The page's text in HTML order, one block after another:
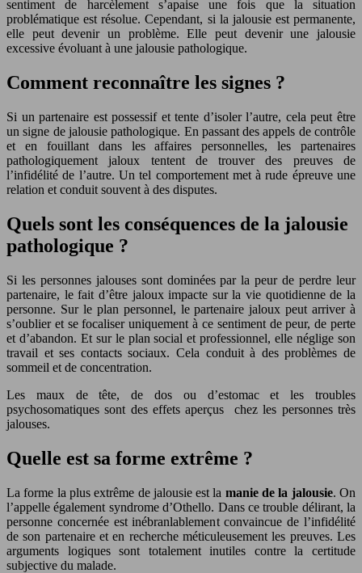
sentiment de harcèlement s’apaise une fois que la situation
problématique est résolue. Cependant, si la jalousie est permanente,
elle peut devenir un problème. Elle peut devenir une jalousie
excessive évoluant à une jalousie pathologique.
Comment reconnaître les signes ?
Si un partenaire est possessif et tente d’isoler l’autre, cela peut être
un signe de jalousie pathologique. En passant des appels de contrôle
et en fouillant dans les affaires personnelles, les partenaires
pathologiquement jaloux tentent de trouver des preuves de
l’infidélité de l’autre. Un tel comportement met à rude épreuve une
relation et conduit souvent à des disputes.
Quels sont les conséquences de la jalousie
pathologique ?
Si les personnes jalouses sont dominées par la peur de perdre leur
partenaire, le fait d’être jaloux impacte sur la vie quotidienne de la
personne. Sur le plan personnel, le partenaire jaloux peut arriver à
s’oublier et se focaliser uniquement à ce sentiment de peur, de perte
et d’abandon. Et sur le plan social et professionnel, elle néglige son
travail et ses contacts sociaux. Cela conduit à des problèmes de
sommeil et de concentration.
Les maux de tête, de dos ou d’estomac et les troubles
psychosomatiques sont des effets aperçus chez les personnes très
jalouses.
Quelle est sa forme extrême ?
La forme la plus extrême de jalousie est la manie de la jalousie. On
l’appelle également syndrome d’Othello. Dans ce trouble délirant, la
personne concernée est inébranlablement convaincue de l’infidélité
de son partenaire et en recherche méticuleusement les preuves. Les
arguments logiques sont totalement inutiles contre la certitude
subjective du malade.